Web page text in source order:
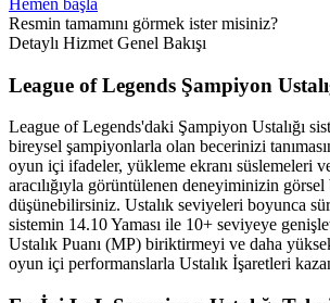
Hemen başla
Resmin tamamını görmek ister misiniz?
Detaylı Hizmet Genel Bakışı
League of Legends Şampiyon
League of Legends'daki Şampiyon Ustalığı
bireysel şampiyonlarla olan becerinizi
oyun içi ifadeler, yükleme ekranı süslemeleri
aracılığıyla görüntülenen deneyiminizin
düşünebilirsiniz. Ustalık seviyeleri boyunca
sistemin 14.10 Yaması ile 10+ seviyeye
Ustalık Puanı (MP) biriktirmeyi ve daha
oyun içi performanslarla Ustalık İşaretleri